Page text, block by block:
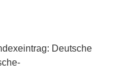
Deutsche